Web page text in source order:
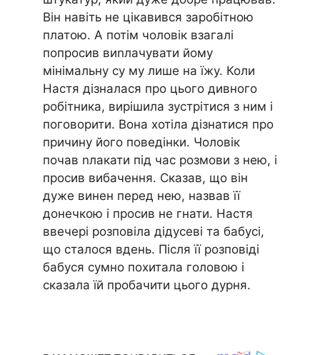
Він навіть не цікавився заробітною
платою. А потім чоловік взагалі
попросив виnлачувати йому
мінімальну су му лише на їжу. Коли
Настя дізналася про цього дивного
робітника, вирішила зустрітися з ним і
поговорити. Вона хотіла дізнатися про
причину його поведінки. Чоловік
почав nлакати під час розмови з нею, і
просив вибачення. Сказав, що він
дуже винен перед нею, назвав її
донечкою і просив не гнати. Настя
ввечері розповіла дідусеві та бабусі,
що сталося вдень. Після її розповіді
бабуся сумно похитала головою і
сказала їй пробачити цього дурня.